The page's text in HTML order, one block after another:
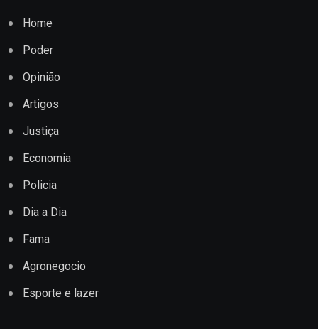
Home
Poder
Opinião
Artigos
Justiça
Economia
Policia
Dia a Dia
Fama
Agronegocio
Esporte e lazer